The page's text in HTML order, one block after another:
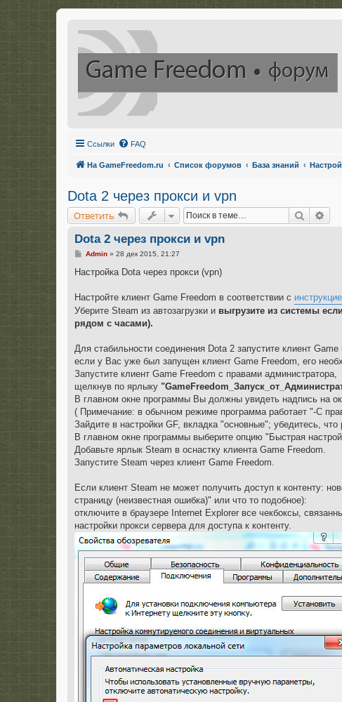
Ссылки FAQ
На GameFreedom.ru Список форумов База знаний
Dota 2 через прокси и vpn
Ответить Поиск
Dota 2 через прокси и vpn
С
о
е
и
е
Admin» 28 дек 2015, 21:27
Настройка Dota через прокси (vpn)
Настройте клиент Game Freedom в соответствии с
Уберите Steam из автозагрузки и выгрузите из системы
рядом с часами).
Для стабильности соединения Dota 2 запустите клиент
если у Вас уже был запущен клиент Game Freedom, его
Запустите клиент Game Freedom с правами администратора,
щелкнув по ярлыку
В главном окне программы Вы должны увидеть надпись на
( Примечание: в обычном режиме программа работает "-C
Зайдите в настройки GF, вкладка "основные"; убедитесь,
В главном окне программы выберите опцию "Быстрая
Добавьте ярлык Steam в оснастку клиента Game Freedom.
Запустите Steam через клиент Game Freedom.
Если клиент Steam не может получить доступ к контенту:
страницу (неизвестная ошибка)" или что то подобное):
отключите в браузере Internet Explorer все чекбоксы,
настройки прокси сервера для доступа к контенту.